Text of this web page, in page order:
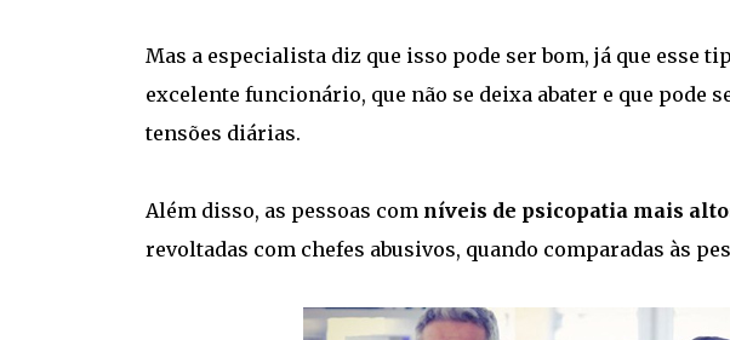
Mas a especialista diz que isso pode ser bom, já que esse
excelente funcionário, que não se deixa abater e que pode
tensões diárias.
Além disso, as pessoas com níveis de psicopatia mais
revoltadas com chefes abusivos, quando comparadas às